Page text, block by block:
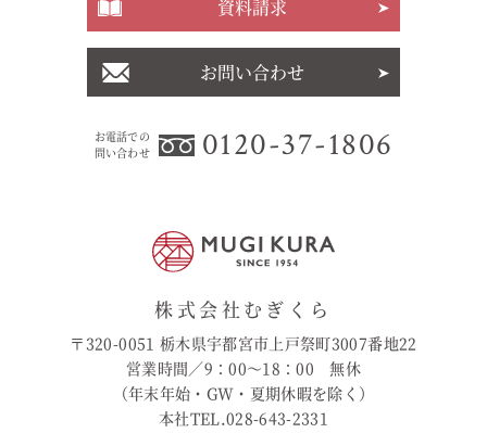
お電話での
問い合わせ
0120-37-1806
資料請求
お問い合わせ
株式会社むぎくら
〒320-0051 栃木県宇都宮市上戸祭町3007番地22
営業時間／9：00〜18：00 無休
（年末年始・GW・夏期休暇を除く）
本社TEL.028-643-2331